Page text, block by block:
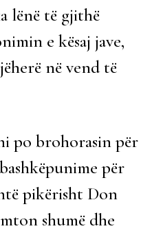
lënë të gjithë
e kësaj jave,
në vend të
po brohorasin për
për
pikërisht Don
shumë dhe